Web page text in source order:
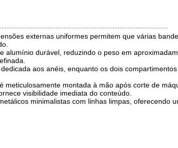
externas uniformes permitem que várias
alumínio durável, reduzindo o peso em
aos anéis, enquanto os dois
meticulosamente montada à mão após corte de
visibilidade imediata do conteúdo.
minimalistas com linhas limpas,